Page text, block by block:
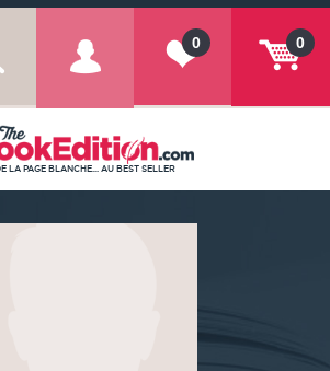
0
0
LA PAGE BLANCHE... AU BEST SELLER